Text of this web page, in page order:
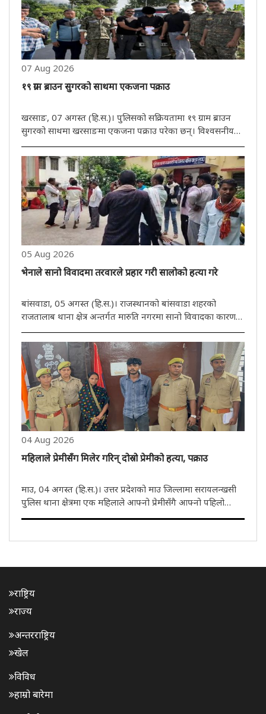
07 Aug 2026
१९ ग्राम ब्राउन सुगरको साथमा एकजना पक्राउ
खरसाङ, 07 अगस्त (हि.स.)। पुलिसको सक्रियतामा १९ ग्राम ब्राउन
सुगरको साथमा खरसाङमा एकजना पक्राउ परेका छन्। विश्वसनीय
खरसाङ बाइपास रोड क्षेत्रबाट एक व्यक्तिलाई पक्राउ गरेको छ।
खोजीको क्रममा ..
05 Aug 2026
भेनाले सानो विवादमा तरवारले प्रहार गरी सालोको हत्या गरे
बांसवाडा, 05 अगस्त (हि.स.)। राजस्थानको बांसवाडा शहरको
राजतालाब थाना क्षेत्र अन्तर्गत मारुति नगरमा सानो विवादका कारण
गरेको घटना प्रकाशमा आएको छ। प्रारम्भिक जानकारीअनुसार,
अभियुक्त ..
04 Aug 2026
महिलाले प्रेमीसँग मिलेर गरिन् दोस्रो प्रेमीको हत्या, पक्राउ
माउ, 04 अगस्त (हि.स.)। उत्तर प्रदेशको माउ जिल्लामा सरायलन्खसी
पुलिस थाना क्षेत्रमा एक महिलाले आफ्नो प्रेमीसँगै आफ्नो पहिलो
राष्ट्रिय
राज्य
अन्तरराष्ट्रिय
खेल
विविध
हाम्रो बारेमा